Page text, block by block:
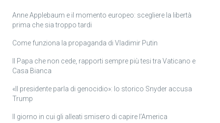
Anne Applebaum e il momento europeo: scegliere la libertà
prima che sia troppo tardi
Come funziona la propaganda di Vladimir Putin
Il Papa che non cede, rapporti sempre più tesi tra Vaticano e
Casa Bianca
«Il presidente parla di genocidio»: lo storico Snyder accusa
Trump
Il giorno in cui gli alleati smisero di capire l’America